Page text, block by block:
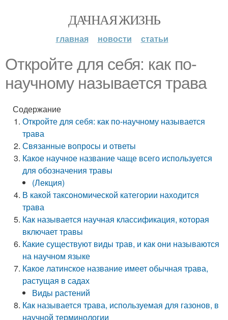
ДАЧНАЯ ЖИЗНЬ
главная новости статьи
Откройте для себя: как по-
научному называется трава
Содержание
Откройте для себя: как по-научному называется
трава
Связанные вопросы и ответы
Какое научное название чаще всего используется
для обозначения травы
(Лекция)
В какой таксономической категории находится
трава
Как называется научная классификация, которая
включает травы
Какие существуют виды трав, и как они называются
на научном языке
Какое латинское название имеет обычная трава,
растущая в садах
Виды растений
Как называется трава, используемая для газонов, в
научной терминологии